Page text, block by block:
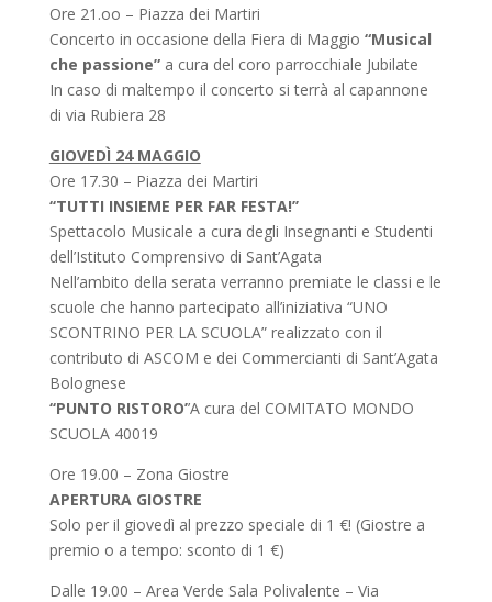
Ore 21.oo – Piazza dei Martiri
Concerto in occasione della Fiera di Maggio “Musical
che passione”a cura del coro parrocchiale Jubilate
In caso di maltempo il concerto si terrà al capannone
di via Rubiera 28
GIOVEDÌ 24 MAGGIO
Ore 17.30 – Piazza dei Martiri
‘‘TUTTI INSIEME PER FAR FESTA!’’
Spettacolo Musicale a cura degli Insegnanti e Studenti
dell’Istituto Comprensivo di Sant’Agata
Nell’ambito della serata verranno premiate le classi e le
scuole che hanno partecipato all’iniziativa “UNO
SCONTRINO PER LA SCUOLA” realizzato con il
contributo di ASCOM e dei Commercianti di Sant’Agata
Bolognese
‘‘PUNTO RISTORO’’A cura del COMITATO MONDO
SCUOLA 40019
Ore 19.00 – Zona Giostre
APERTURA GIOSTRE
Solo per il giovedì al prezzo speciale di 1 €! (Giostre a
premio o a tempo: sconto di 1 €)
Dalle 19.00 – Area Verde Sala Polivalente – Via